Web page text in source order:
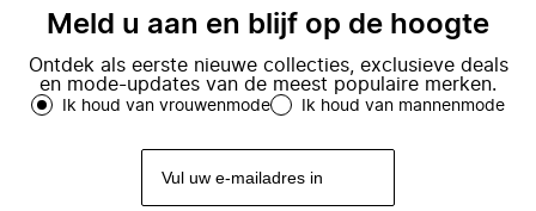
Meld u aan en blijf op de hoogte
Ontdek als eerste nieuwe collecties, exclusieve deals
en mode-updates van de meest populaire merken.
Ik houd van vrouwenmode Ik houd van mannenmode